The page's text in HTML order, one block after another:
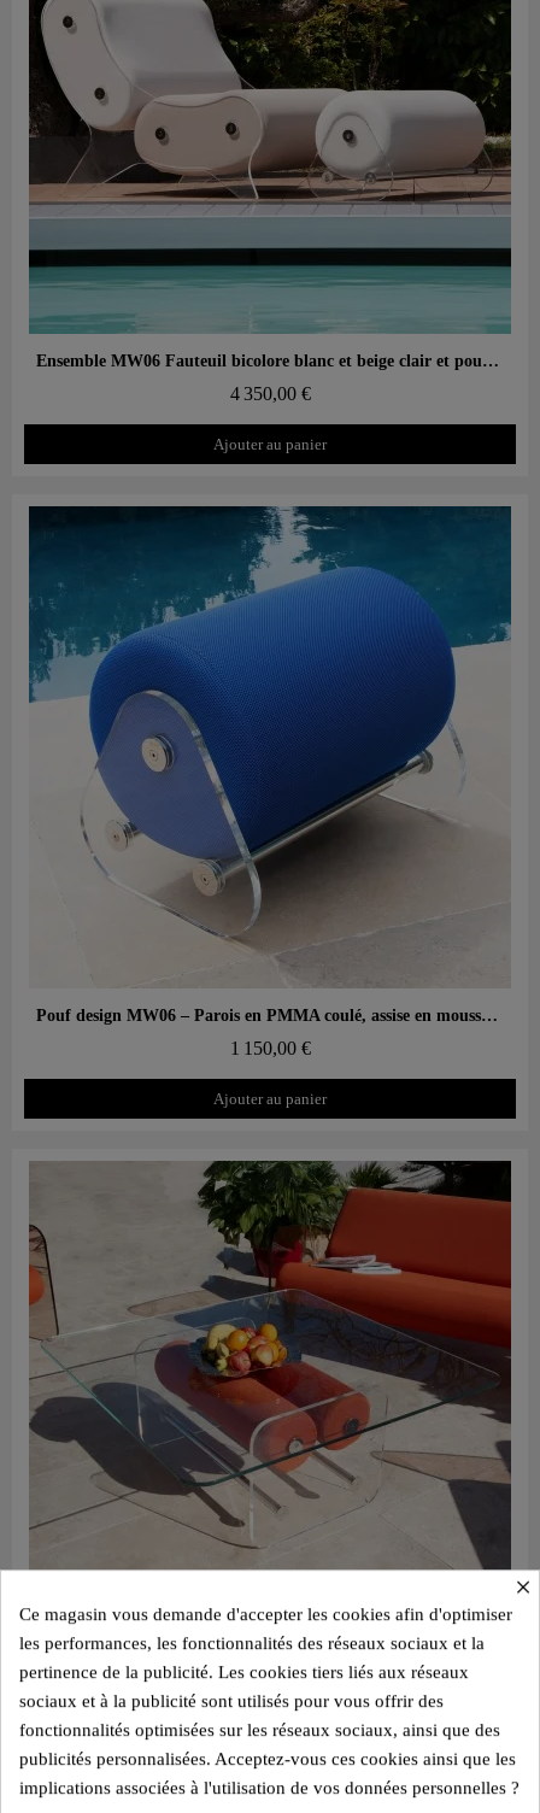
Aperçu rapide Ensemble MW06 Fauteuil bicolore blanc et beige clair et pouf design blanc – parois en PMMA coulé, assise en mousse alvéolaire
4 350,00 €
Ajouter au panier
Aperçu rapide Pouf design MW06 – Parois en PMMA coulé, assise en mousse alvéolaire
1 150,00 €
Ajouter au panier
Aperçu rapide
2 800,00 €
Ajouter au panier
×
Ce magasin vous demande d'accepter les cookies afin d'optimiser
les performances, les fonctionnalités des réseaux sociaux et la
pertinence de la publicité. Les cookies tiers liés aux réseaux
sociaux et à la publicité sont utilisés pour vous offrir des
fonctionnalités optimisées sur les réseaux sociaux, ainsi que des
publicités personnalisées. Acceptez-vous ces cookies ainsi que les
implications associées à l'utilisation de vos données personnelles ?